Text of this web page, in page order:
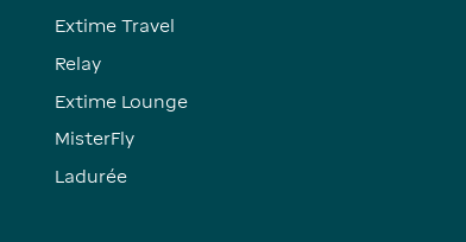
Extime Travel
Relay
Extime Lounge
MisterFly
Ladurée